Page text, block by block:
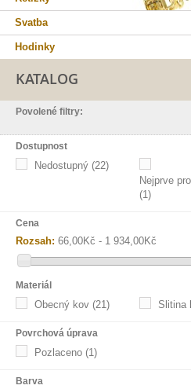
Svatba
Hodinky
KATALOG
Povolené filtry:
Dostupnost
Nedostupný (22)
Nejprve
(1)
Cena
Rozsah: 66,00Kč - 1 934,00Kč
Materiál
Obecný kov (21) Slitina
Povrchová úprava
Pozlaceno (1)
Barva